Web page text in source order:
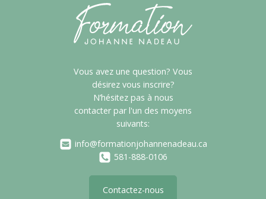
Vous avez une question? Vous
désirez vous inscrire?
N’hésitez pas à nous
contacter par l'un des moyens
suivants:
info@formationjohannenadeau.ca
581-888-0106
Contactez-nous